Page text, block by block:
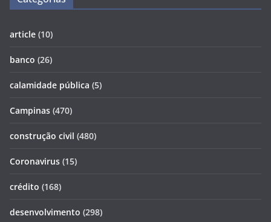
article (10)
banco (26)
calamidade pública (5)
Campinas (470)
construção civil (480)
Coronavirus (15)
crédito (168)
desenvolvimento (298)